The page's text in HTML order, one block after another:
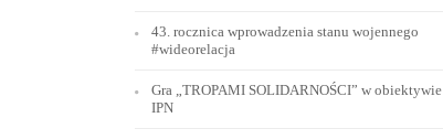
43. rocznica wprowadzenia stanu wojennego
#wideorelacja
Gra „TROPAMI SOLIDARNOŚCI” w obiektywie
IPN